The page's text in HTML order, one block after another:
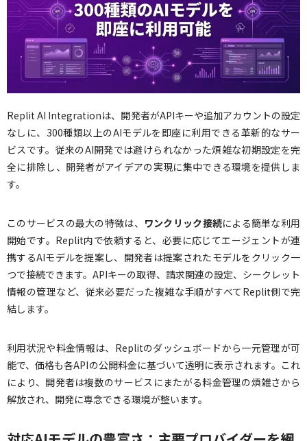
Replit AI Integrationは、開発者がAPIキーや追加アカウントの設定
なしに、300種類以上のAIモデルを即座に利用できる革新的なサー
ビスです。従来のAI開発では避けられなかった煩雑な初期設定を完
全に排除し、開発者がアイデアの実現に集中できる環境を提供しま
す。
このサービスの最大の特徴は、 ワンクリック接続による簡単な利用
開始です。Replit内で依頼すると、必要に応じてエージェントが連
携するAIモデルを提案し、開発者は提案されたモデルをクリック一
つで接続できます。APIキーの取得、請求関連の設定、シークレット
情報の管理など、従来必要だった複雑な手順がすべてReplit側で完
結します。
利用状況や料金情報は、Replitのダッシュボードから一元管理が可
能で、価格も各APIの公開料金に基づいて透明に表示されます。これ
により、開発者は複数のサービスにまたがる料金管理の煩雑さから
解放され、開発に専念できる環境が整います。